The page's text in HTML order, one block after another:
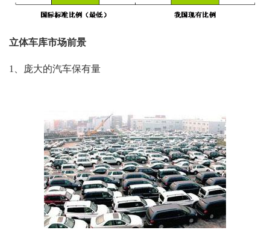
立体车库市场前景
1、庞大的汽车保有量